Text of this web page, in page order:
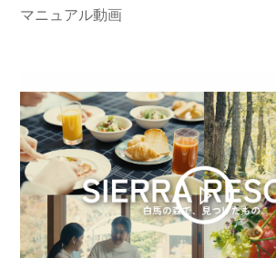
マニュアル動画